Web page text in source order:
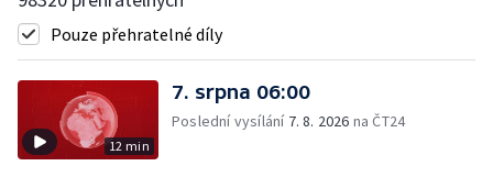
Pouze přehratelné díly
12 min
7. srpna 06:00
Poslední vysílání 7. 8. 2026 na ČT24